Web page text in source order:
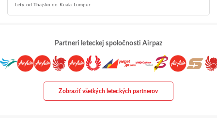
Lety od Thajsko do Kuala Lumpur
Partneri leteckej spoločnosti Airpaz
Zobraziť všetkých leteckých partnerov